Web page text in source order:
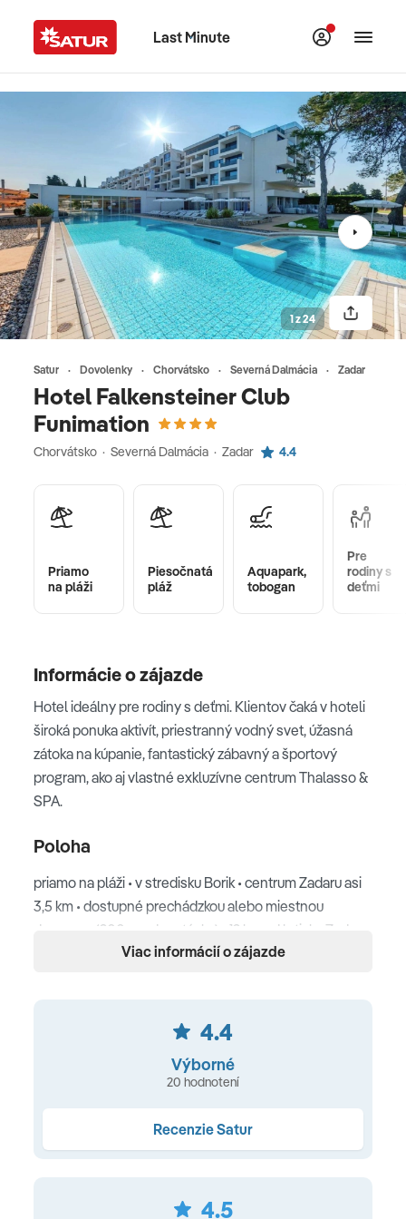
Last Minute
Satur Dovolenky Chorvátsko Severná Dalmácia Zadar
Hotel Falkensteiner Club
Funimation
Chorvátsko · Severná Dalmácia · Zadar 4.4
1 z 24
Priamo
na pláži
Piesočnatá
pláž
Aquapark,
tobogan
Pre
rodiny s
deťmi
Informácie o zájazde
Hotel ideálny pre rodiny s deťmi. Klientov čaká v hoteli
široká ponuka aktivít, priestranný vodný svet, úžasná
zátoka na kúpanie, fantastický zábavný a športový
program, ako aj vlastné exkluzívne centrum Thalasso &
SPA.
Poloha
priamo na pláži • v stredisku Borik • centrum Zadaru asi
3,5 km • dostupné prechádzkou alebo miestnou
dopravou (200 m od zastávky) • 12 km od letiska Zadar
ležadlá a slnečníky za poplatok • v komplexe aj štrková
pláž • vodné športy • plážový bar a reštaurácia za
nápoje) • SAT TV • telefón • Wi-Fi zdarma • trezor • v
Viac informácií o zájazde
4.4
Výborné
20 hodnotení
Recenzie Satur
4.5